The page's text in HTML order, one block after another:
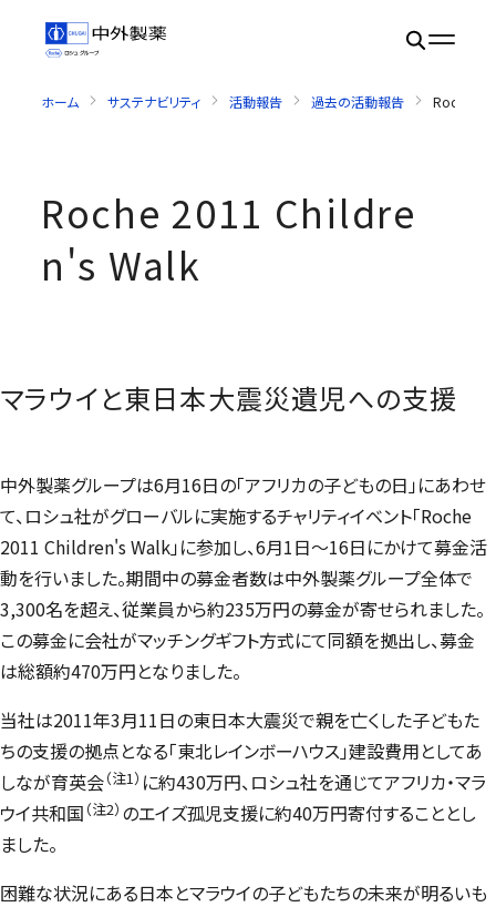
ホーム サステナビリティ 活動報告 過去の活動報告 Roche
Roche 2011 Childre
n's Walk
マラウイと東日本大震災遺児への支援
中外製薬グループは6月16日の「アフリカの子どもの日」にあわせ
て、ロシュ社がグローバルに実施するチャリティイベント「Roche
2011 Children's Walk」に参加し、6月1日～16日にかけて募金活
動を行いました。期間中の募金者数は中外製薬グループ全体で
3,300名を超え、従業員から約235万円の募金が寄せられました。
この募金に会社がマッチングギフト方式にて同額を拠出し、募金
は総額約470万円となりました。
当社は2011年3月11日の東日本大震災で親を亡くした子どもた
ちの支援の拠点となる「東北レインボーハウス」建設費用としてあ
しなが育英会（注1） に約430万円、ロシュ社を通じてアフリカ・マラ
ウイ共和国 （注2） のエイズ孤児支援に約40万円寄付することとし
ました。
困難な状況にある日本とマラウイの子どもたちの未来が明るいも